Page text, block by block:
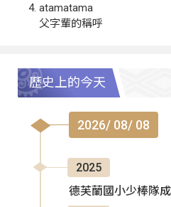
atamatama
父字輩的稱呼
歷史上的今天
2026/ 08/ 08
2025
德芙蘭國小少棒隊